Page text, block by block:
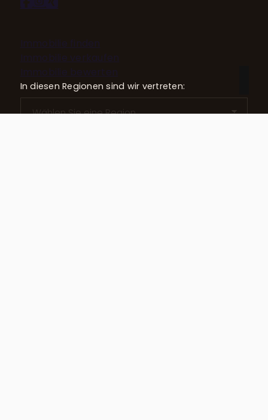
In diesen Regionen sind wir vertreten:
Immobilie finden
Immobilie verkaufen
Immobilie bewerten